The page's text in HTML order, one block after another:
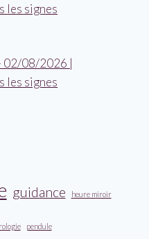
les signes
02/08/2026 |
les signes
guidance heure miroir
pendule